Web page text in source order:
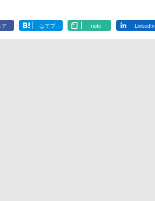
ア はてブ note LinkedIn